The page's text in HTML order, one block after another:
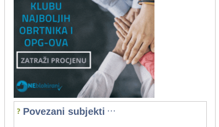
Povezani subjekti ...